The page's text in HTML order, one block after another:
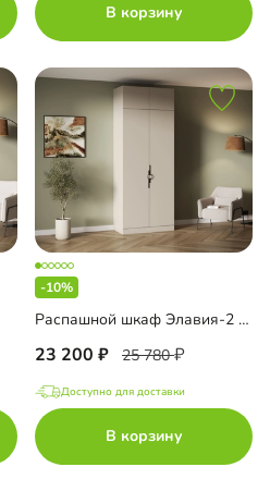
В корзину
-10%
Распашной шкаф Элавия-2 с антресолью
23 200 25 780
Доступно для доставки
В корзину